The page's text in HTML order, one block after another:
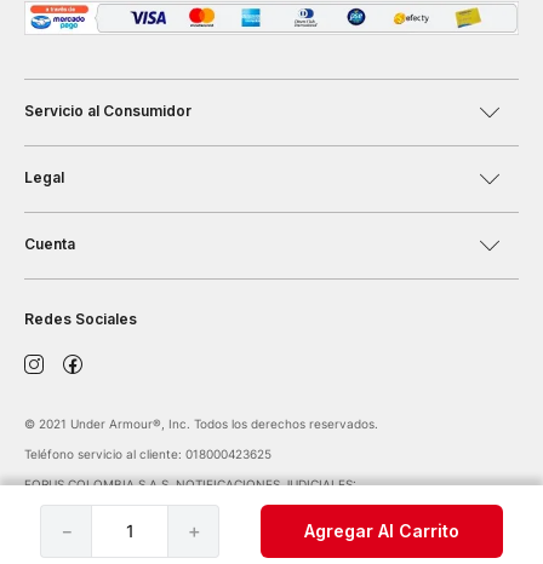
＋
－ Agregar Al Carrito
Servicio al Consumidor
Legal
Cuenta
Redes Sociales
©️ 2021 Under Armour®️, Inc. Todos los derechos reservados.
Teléfono servicio al cliente: 018000423625
FORUS COLOMBIA S.A.S. NOTIFICACIONES JUDICIALES:
notificaciones@forus.com.co
| Av. Carrera 45 Nº 108-27 BOGOTÁ COLOMBIA